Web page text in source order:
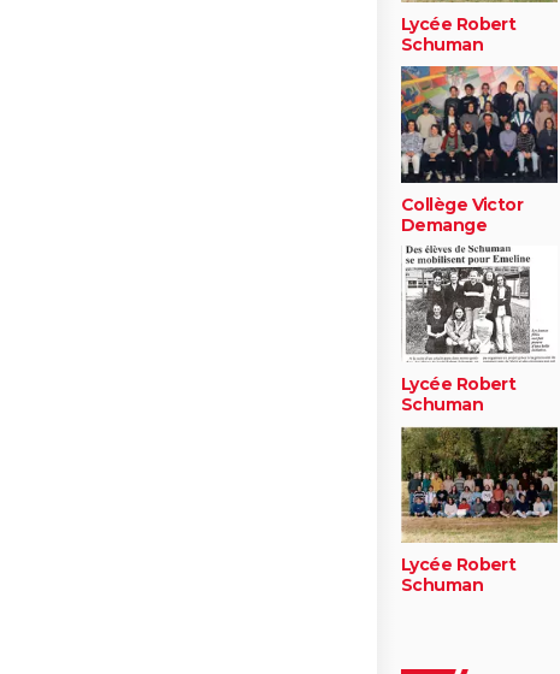
Lycée Robert
Schuman
Collège Victor
Demange
Lycée Robert
Schuman
Lycée Robert
Schuman